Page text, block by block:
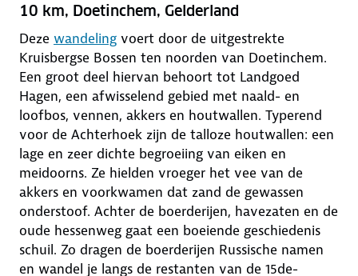
10 km, Doetinchem, Gelderland
Deze wandeling voert door de uitgestrekte
Kruisbergse Bossen ten noorden van Doetinchem.
Een groot deel hiervan behoort tot Landgoed
Hagen, een afwisselend gebied met naald- en
loofbos, vennen, akkers en houtwallen. Typerend
voor de Achterhoek zijn de talloze houtwallen: een
lage en zeer dichte begroeiing van eiken en
meidoorns. Ze hielden vroeger het vee van de
akkers en voorkwamen dat zand de gewassen
onderstoof. Achter de boerderijen, havezaten en de
oude hessenweg gaat een boeiende geschiedenis
schuil. Zo dragen de boerderijen Russische namen
en wandel je langs de restanten van de 15de-